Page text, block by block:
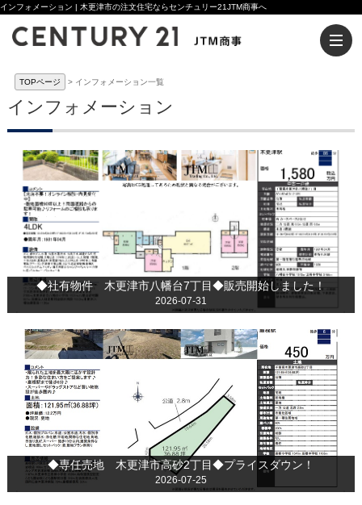
インフォメーション | 木更津市の注文住宅ならセンチュリー21JTM商事へ
TOPページ インフォメーション一覧
インフォメーション
◆社有物件 木更津市八幡台7丁目◆販売開始しました！
2026-07-31
◆専任売地 木更津市高砂2丁目◆プライスダウン！
2026-07-25